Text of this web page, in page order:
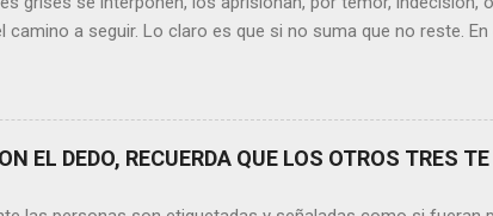
camino a seguir. Lo claro es que si no suma que no reste. En
si agregan algo , si aportan de alguna forma a nuestro
quinten tiempo o energía, elementos que en la medida que
necesarios. Evidentemente, de lo malo, de lo difícil es donde
nos fortalecemos, y resurgimos como el Ave Fénix. Sin
EL DEDO, RECUERDA QUE LOS OTROS TRES